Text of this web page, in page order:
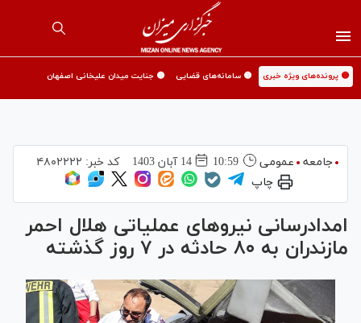
🟡 پرونده‌های ویژه خبری 🟡 سامانه‌های قضایی 🟡 جنایت میدان علیخانی اصفهان
جامعه عمومی 10:59 14 آبان 1403 کد خبر: ۴۸۰۲۲۲۲
چاپ
امدادرسانی نیرو‌های عملیاتی هلال‌ احمر
مازندران به ۸۰ حادثه در ۷ روز گذشته